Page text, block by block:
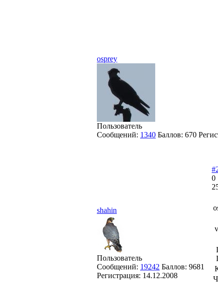
osprey
Пользователь
Сообщений: 1340 Баллов: 670
shahin
Пользователь
Сообщений: 19242 Баллов: 9681
Регистрация: 14.12.2008
0